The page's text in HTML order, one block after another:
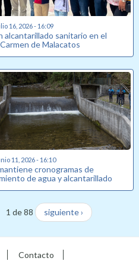
16, 2026 - 16:09
alcantarillado sanitario en el
de Malacatos
11, 2026 - 16:10
cronogramas de
de agua y alcantarillado
1 de 88 siguiente ›
Contacto